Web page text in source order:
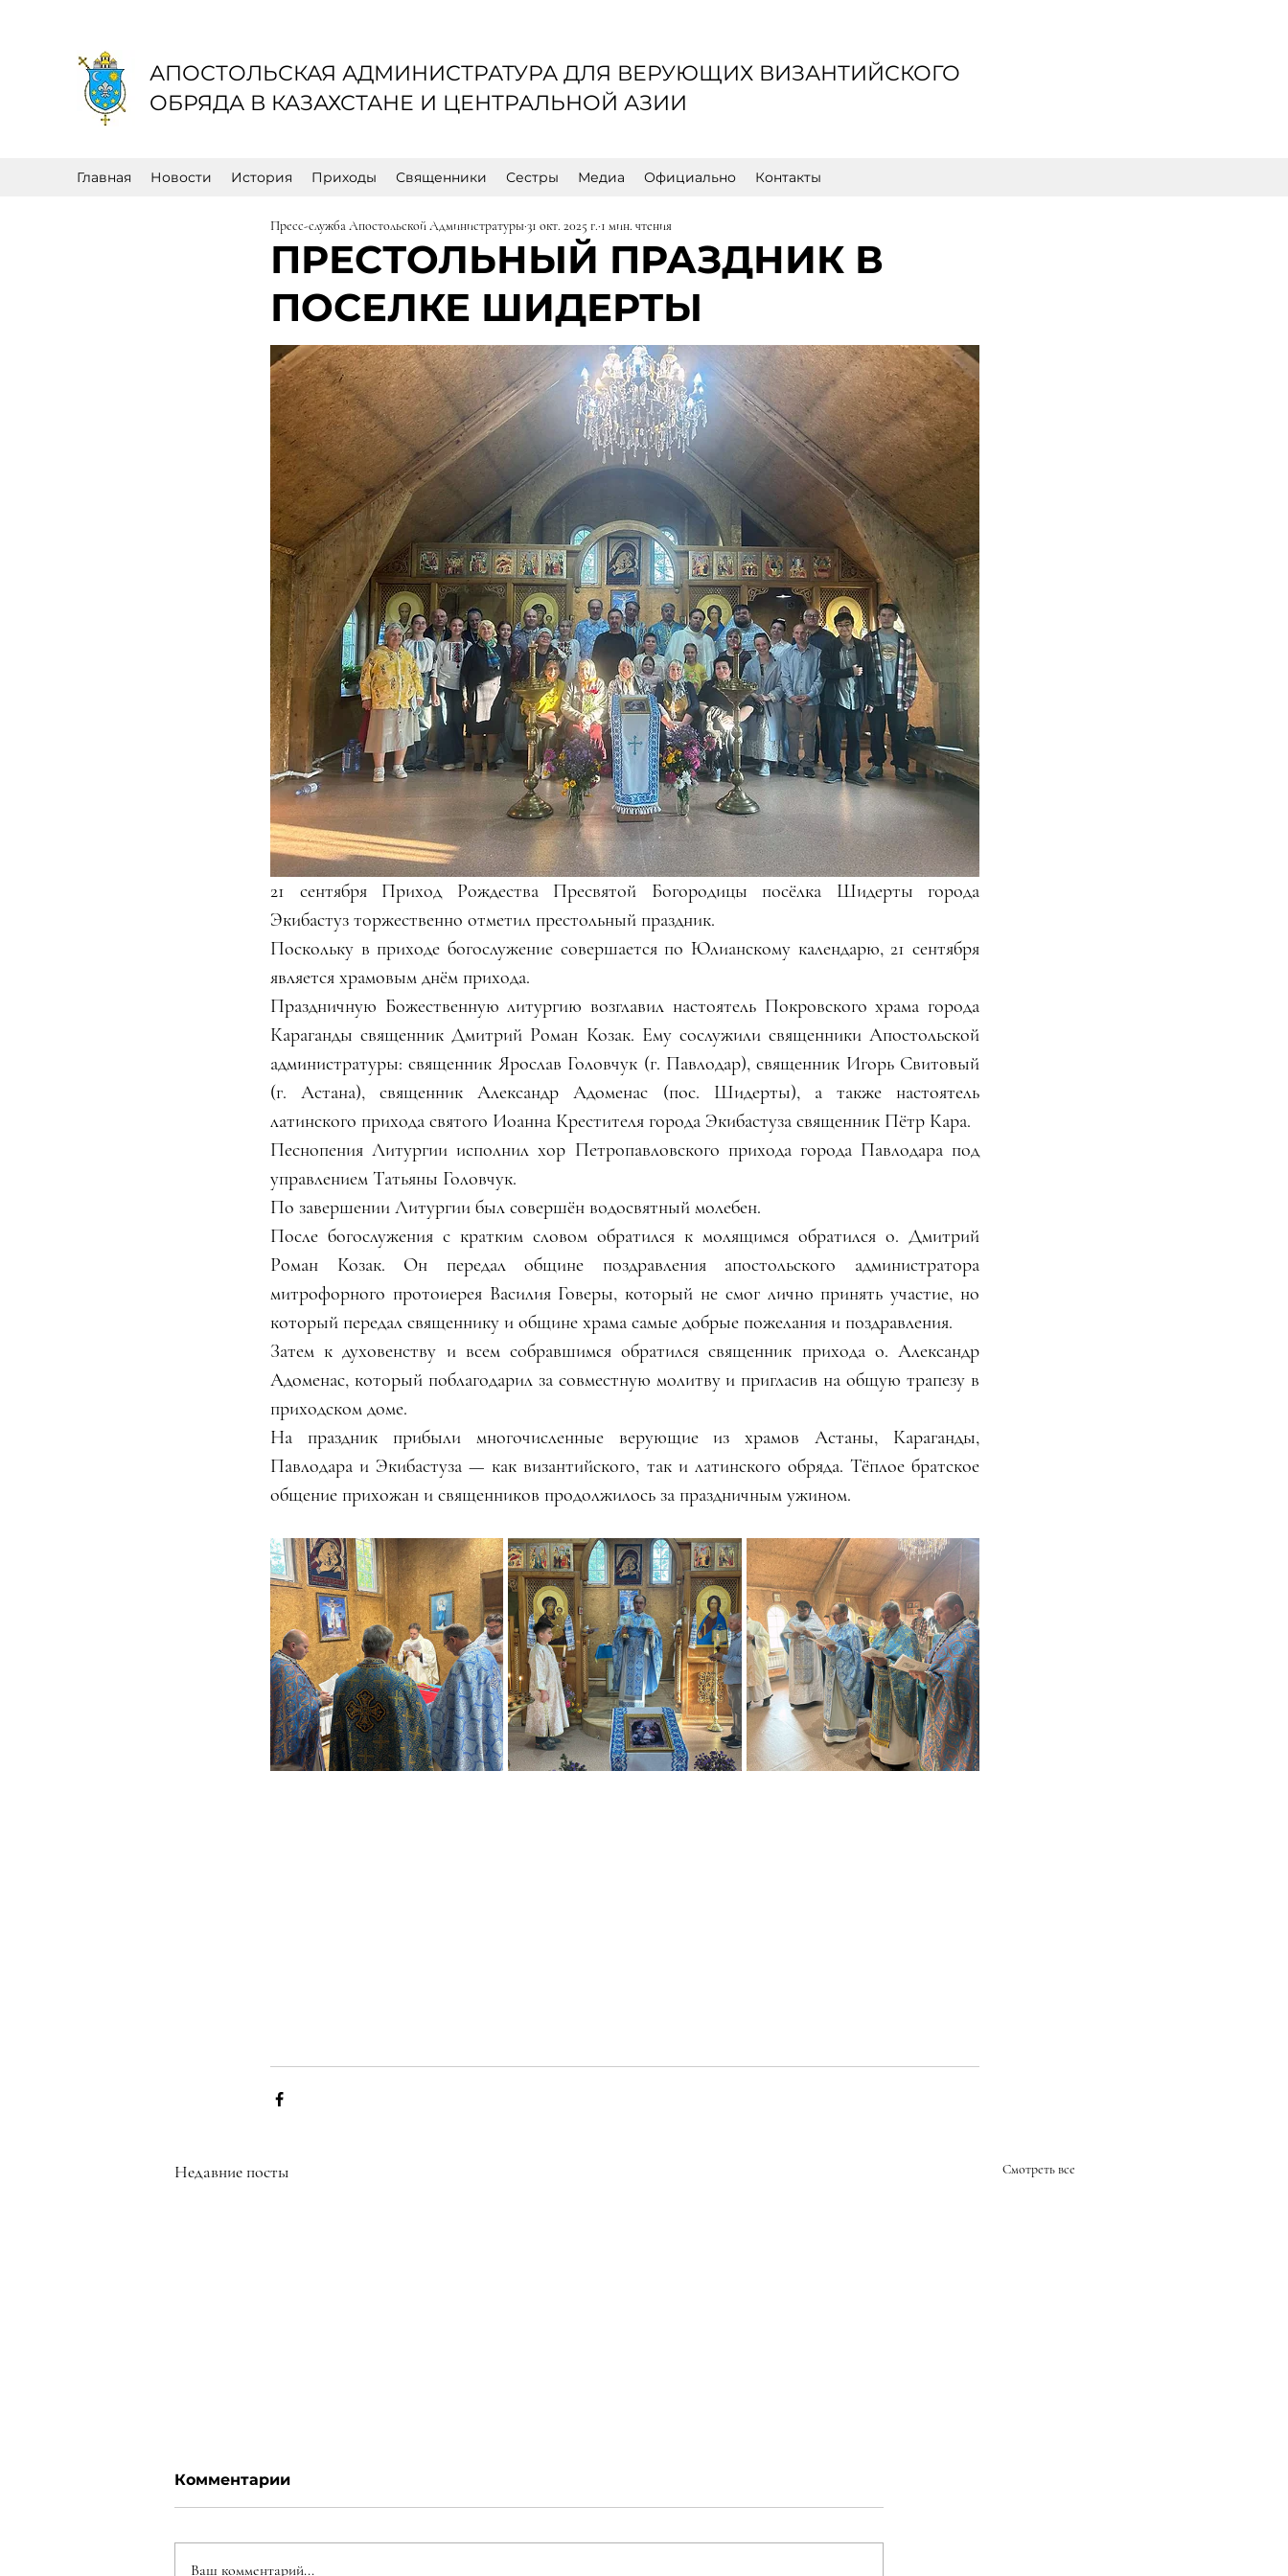
АПОСТОЛЬСКАЯ АДМИНИСТРАТУРА ДЛЯ ВЕРУЮЩИХ ВИЗАНТИЙСКОГО
ОБРЯДА В КАЗАХСТАНЕ И ЦЕНТРАЛЬНОЙ АЗИИ
Главная Новости История Приходы Священники Сестры Медиа Официально Контакты
ПРЕСТОЛЬНЫЙ ПРАЗДНИК В
ПОСЕЛКЕ ШИДЕРТЫ
Пресс-служба Апостольской Администратуры31 окт. 2025 г. 1 мин. чтения
21 сентября Приход Рождества Пресвятой Богородицы посёлка Шидерты города
Экибастуз торжественно отметил престольный праздник.
Поскольку в приходе богослужение совершается по Юлианскому календарю, 21 сентября
является храмовым днём прихода.
Праздничную Божественную литургию возглавил настоятель Покровского храма города
Караганды священник Дмитрий Роман Козак. Ему сослужили священники Апостольской
администратуры: священник Ярослав Головчук (г. Павлодар), священник Игорь Свитовый
(г. Астана), священник Александр Адоменас (пос. Шидерты), а также настоятель
латинского прихода святого Иоанна Крестителя города Экибастуза священник Пётр Кара.
Песнопения Литургии исполнил хор Петропавловского прихода города Павлодара под
управлением Татьяны Головчук.
По завершении Литургии был совершён водосвятный молебен.
После богослужения с кратким словом обратился к молящимся обратился о. Дмитрий
Роман Козак. Он передал общине поздравления апостольского администратора
митрофорного протоиерея Василия Говеры, который не смог лично принять участие, но
который передал священнику и общине храма самые добрые пожелания и поздравления.
Затем к духовенству и всем собравшимся обратился священник прихода о. Александр
Адоменас, который поблагодарил за совместную молитву и пригласив на общую трапезу в
приходском доме.
На праздник прибыли многочисленные верующие из храмов Астаны, Караганды,
Павлодара и Экибастуза — как византийского, так и латинского обряда. Тёплое братское
общение прихожан и священников продолжилось за праздничным ужином.
Недавние посты Смотреть все
Комментарии
Ваш комментарий...